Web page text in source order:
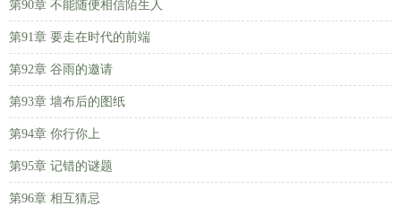
第90章 不能随便相信陌生人
第91章 要走在时代的前端
第92章 谷雨的邀请
第93章 墙布后的图纸
第94章 你行你上
第95章 记错的谜题
第96章 相互猜忌